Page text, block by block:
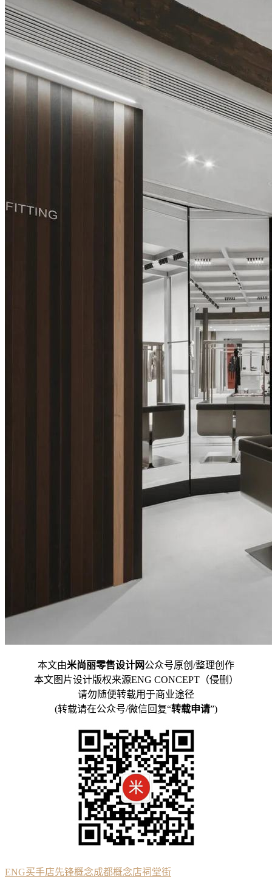
本文由米尚丽零售设计网公众号原创/整理创作
本文图片设计版权来源ENG CONCEPT（侵删）
请勿随便转载用于商业途径
(转载请在公众号/微信回复“转载申请”)
ENG买手店先锋概念成都概念店祠堂街